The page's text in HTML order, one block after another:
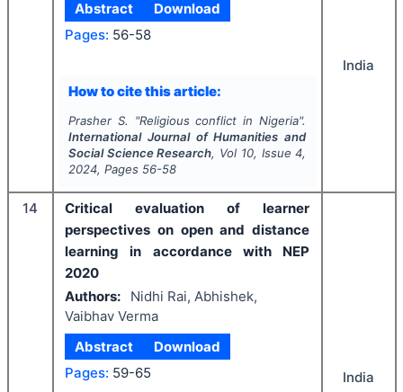
Abstract
Download
Pages: 56-58
How to cite this article:
Prasher S. "Religious conflict in Nigeria".
International Journal of Humanities and
Social Science Research, Vol 10, Issue4,
2024, Pages 56-58
India
14
Critical evaluation of learner
perspectives on open and distance
learning in accordance with NEP
2020
Authors:
Nidhi Rai, Abhishek,
Vaibhav Verma
Abstract
Download
Pages: 59-65 India